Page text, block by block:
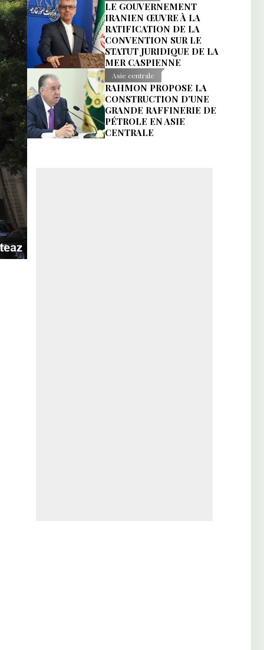
LE GOUVERNEMENT
IRANIEN ŒUVRE À LA
RATIFICATION DE LA
CONVENTION SUR LE
STATUT JURIDIQUE DE LA
MER CASPIENNE
Asie centrale
RAHMON PROPOSE LA
CONSTRUCTION D’UNE
GRANDE RAFFINERIE DE
PÉTROLE EN ASIE
CENTRALE